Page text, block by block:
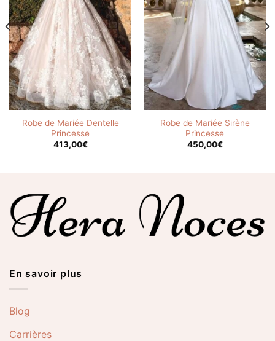
Robe de Mariée Dentelle
Princesse
413,00€
Robe de Mariée Sirène
Princesse
450,00€
En savoir plus
Blog
Carrières